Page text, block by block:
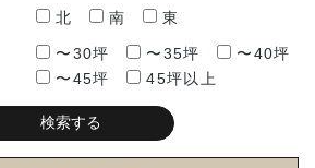
北 南 東
〜30坪 〜35坪
〜40坪
〜45坪
45坪以上